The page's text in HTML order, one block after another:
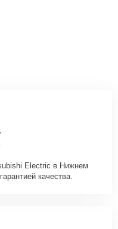
Electric в Нижнем
качества.